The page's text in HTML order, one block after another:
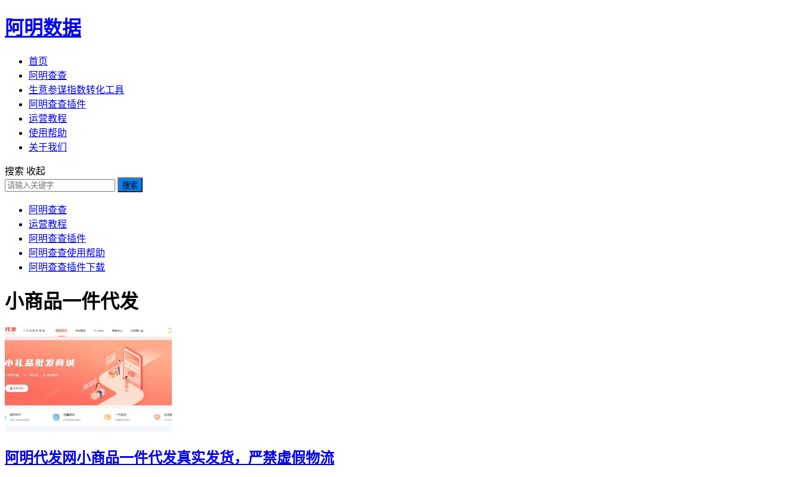
阿明数据
首页
阿明查查
生意参谋指数转化工具
阿明查查插件
运营教程
使用帮助
关于我们
搜索 收起
搜索
阿明查查
运营教程
阿明查查插件
阿明查查使用帮助
阿明查查插件下载
小商品一件代发
阿明代发网小商品一件代发真实发货，严禁虚假物流